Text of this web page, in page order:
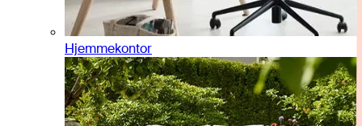
Hjemmekontor